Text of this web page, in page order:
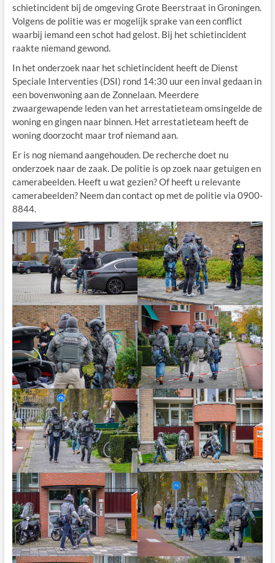
schietincident bij de omgeving Grote Beerstraat in Groningen.
Volgens de politie was er mogelijk sprake van een conflict
waarbij iemand een schot had gelost. Bij het schietincident
raakte niemand gewond.
In het onderzoek naar het schietincident heeft de Dienst
Speciale Interventies (DSI) rond 14:30 uur een inval gedaan in
een bovenwoning aan de Zonnelaan. Meerdere
zwaargewapende leden van het arrestatieteam omsingelde de
woning en gingen naar binnen. Het arrestatieteam heeft de
woning doorzocht maar trof niemand aan.
Er is nog niemand aangehouden. De recherche doet nu
onderzoek naar de zaak. De politie is op zoek naar getuigen en
camerabeelden. Heeft u wat gezien? Of heeft u relevante
camerabeelden? Neem dan contact op met de politie via 0900-
8844.